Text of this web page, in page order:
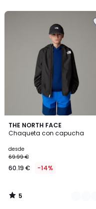
THE NORTH FACE
Chaqueta con capucha
desde
69.99 €
60.19 € -14%
5
/
2
Colores
5
/